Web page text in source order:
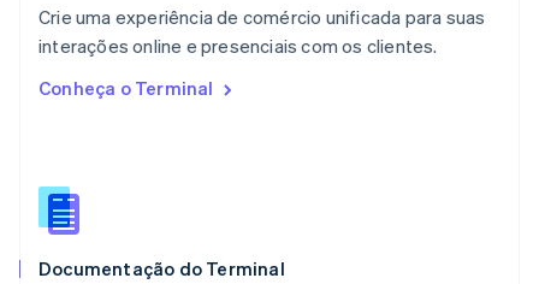
Crie uma experiência de comércio unificada para suas
interações online e presenciais com os clientes.
Conheça o Terminal
Documentação do Terminal
English
Nova Zelândia
Países Baixos
Portugal
Português
English简体中文